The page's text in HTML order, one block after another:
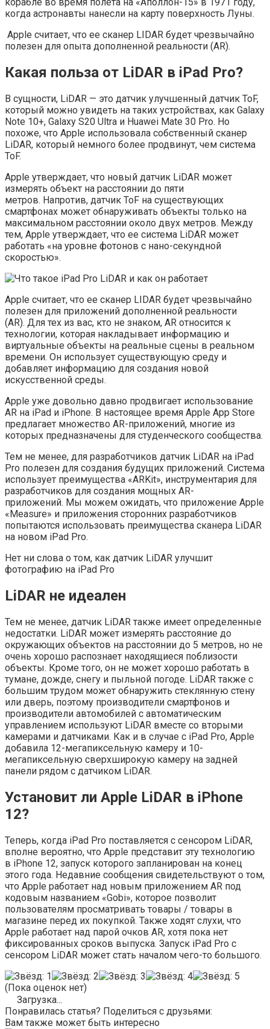
корабле во время полета на «Аполлон-15» в 1971 году,
когда астронавты нанесли на карту поверхность Луны.
Apple считает, что ее сканер LIDAR будет чрезвычайно
полезен для опыта дополненной реальности (AR).
Какая польза от LiDAR в iPad Pro?
В сущности, LiDAR — это датчик улучшенный датчик ToF,
который можно увидеть на таких устройствах, как Galaxy
Note 10+, Galaxy S20 Ultra и Huawei Mate 30 Pro. Но
похоже, что Apple использовала собственный сканер
LiDAR, который немного более продвинут, чем система
ToF.
Apple утверждает, что новый датчик LiDAR может
измерять объект на расстоянии до пяти
метров. Напротив, датчик ToF на существующих
смартфонах может обнаруживать объекты только на
максимальном расстоянии около двух метров. Между
тем, Apple утверждает, что ее система LiDAR может
работать «на уровне фотонов с нано-секундной
скоростью».
Apple считает, что ее сканер LIDAR будет чрезвычайно
полезен для приложений дополненной реальности
(AR). Для тех из вас, кто не знаком, AR относится к
технологии, которая накладывает информацию и
виртуальные объекты на реальные сцены в реальном
времени. Он использует существующую среду и
добавляет информацию для создания новой
искусственной среды.
Apple уже довольно давно продвигает использование
AR на iPad и iPhone. В настоящее время Apple App Store
предлагает множество AR-приложений, многие из
которых предназначены для студенческого сообщества.
Тем не менее, для разработчиков датчик LiDAR на iPad
Pro полезен для создания будущих приложений. Система
использует преимущества «ARKit», инструментария для
разработчиков для создания мощных AR-
приложений. Мы можем ожидать, что приложение Apple
«Measure» и приложения сторонних разработчиков
попытаются использовать преимущества сканера LiDAR
на новом iPad Pro.
Нет ни слова о том, как датчик LiDAR улучшит
фотографию на iPad Pro
LiDAR не идеален
Тем не менее, датчик LiDAR также имеет определенные
недостатки. LiDAR может измерять расстояние до
окружающих объектов на расстоянии до 5 метров, но не
очень хорошо распознает находящиеся поблизости
объекты. Кроме того, он не может хорошо работать в
тумане, дожде, снегу и пыльной погоде. LiDAR также с
большим трудом может обнаружить стеклянную стену
или дверь, поэтому производители смартфонов и
производители автомобилей с автоматическим
управлением используют LiDAR вместе со вторыми
камерами и датчиками. Как и в случае с iPad Pro, Apple
добавила 12-мегапиксельную камеру и 10-
мегапиксельную сверхширокую камеру на задней
панели рядом с датчиком LiDAR.
Установит ли Apple LiDAR в iPhone
12?
Теперь, когда iPad Pro поставляется с сенсором LiDAR,
вполне вероятно, что Apple представит эту технологию
в iPhone 12, запуск которого запланирован на конец
этого года. Недавние сообщения свидетельствуют о том,
что Apple работает над новым приложением AR под
кодовым названием «Gobi», которое позволит
пользователям просматривать товары / товары в
магазине перед их покупкой. Также ходят слухи, что
Apple работает над парой очков AR, хотя пока нет
фиксированных сроков выпуска. Запуск iPad Pro с
сенсором LiDAR может стать началом чего-то большого.
(Пока оценок нет)
Загрузка...
Понравилась статья? Поделиться с друзьями:
Вам также может быть интересно